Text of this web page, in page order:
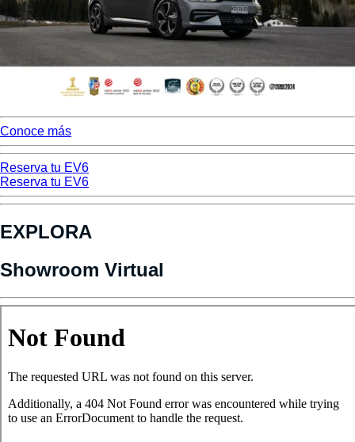
Conoce más
Reserva tu EV6
Reserva tu EV6
EXPLORA
Showroom Virtual